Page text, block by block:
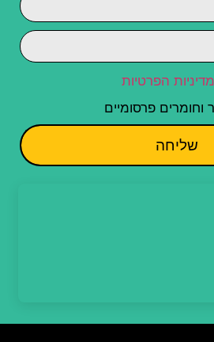
מדיניות הפרטיות
פרסומיים
שליחה